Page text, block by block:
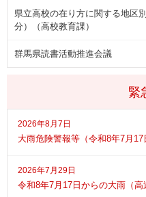
緊
2026年8月7日
大雨危険警報等（令和8年7月17
2026年7月29日
令和8年7月17日からの大雨（高
県立高校の在り方に関する地区
分）（高校教育課）
群馬県読書活動推進会議